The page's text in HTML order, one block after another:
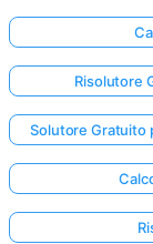
Risolutore
Solutore Gratuito